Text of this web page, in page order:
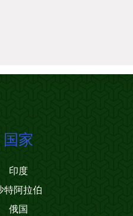
国家
印度
特阿拉伯
俄国